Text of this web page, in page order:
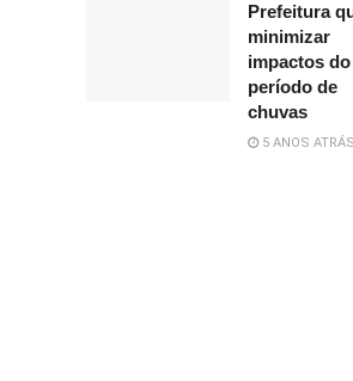
Prefeitura
minimizar
impactos do
período de
chuvas
5 ANOS ATRÁS